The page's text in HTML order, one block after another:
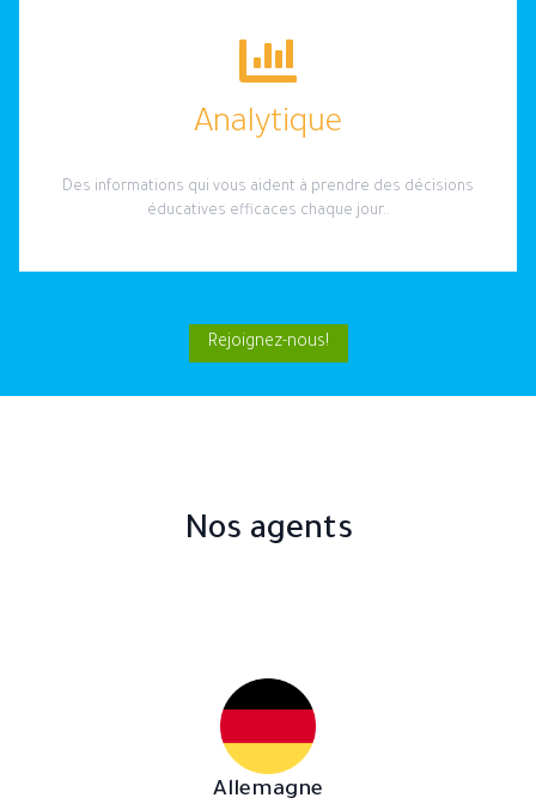
Analytique
Des informations qui vous aident à prendre des décisions
éducatives efficaces chaque jour..
Rejoignez-nous!
Nos agents
Allemagne